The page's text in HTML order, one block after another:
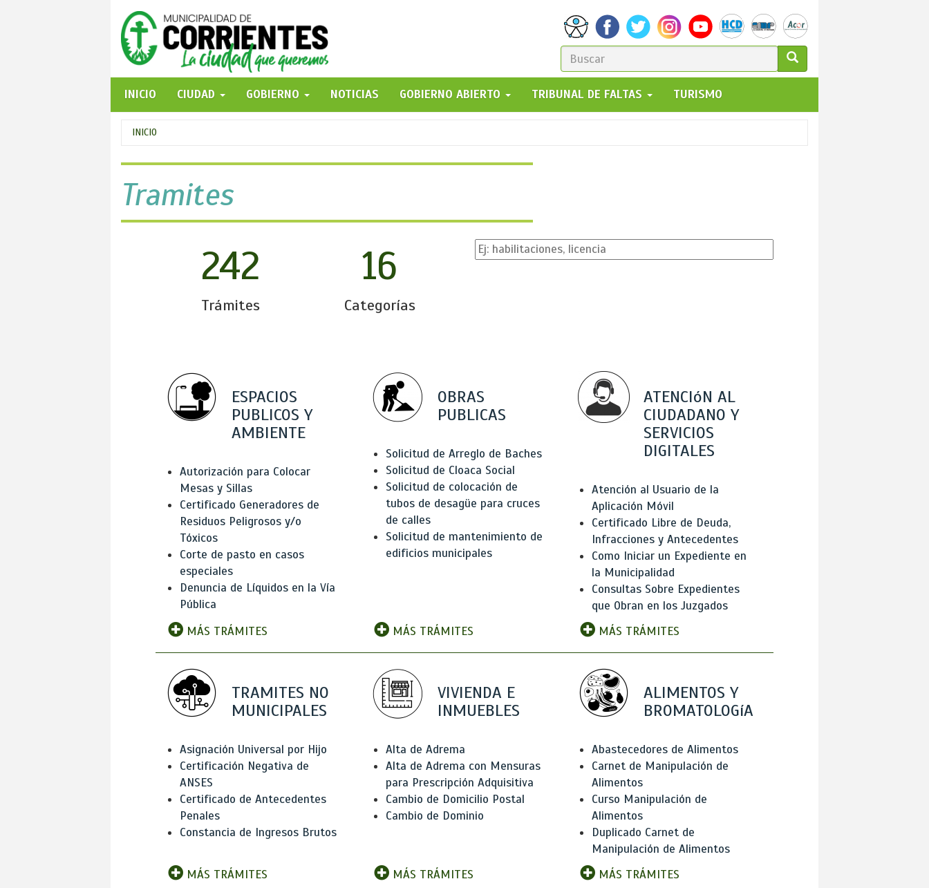
FORMULARIO
DE
BÚSQUEDA
GO!
INICIO
CIUDAD GOBIERNO NOTICIAS GOBIERNO ABIERTO TRIBUNAL DE FALTAS TURISMO
Se
encuentra
usted
aquí
INICIO
Tramites
242
Trámites
16
Categorías
ESPACIOS
PUBLICOS Y
AMBIENTE
Autorización para Colocar
Mesas y Sillas
Certificado Generadores de
Residuos Peligrosos y/o
Tóxicos
Corte de pasto en casos
especiales
Denuncia de Líquidos en la Vía
Pública
MÁS TRÁMITES
OBRAS
PUBLICAS
Solicitud de Arreglo de Baches
Solicitud de Cloaca Social
Solicitud de colocación de
tubos de desagüe para cruces
de calles
Solicitud de mantenimiento de
edificios municipales
MÁS TRÁMITES
ATENCIóN AL
CIUDADANO Y
SERVICIOS
DIGITALES
Atención al Usuario de la
Aplicación Móvil
Certificado Libre de Deuda,
Infracciones y Antecedentes
Como Iniciar un Expediente en
la Municipalidad
Consultas Sobre Expedientes
que Obran en los Juzgados
MÁS TRÁMITES
TRAMITES NO
MUNICIPALES
Asignación Universal por Hijo
Certificación Negativa de
ANSES
Certificado de Antecedentes
Penales
Constancia de Ingresos Brutos
MÁS TRÁMITES
VIVIENDA E
INMUEBLES
Alta de Adrema
Alta de Adrema con Mensuras
para Prescripción Adquisitiva
Cambio de Domicilio Postal
Cambio de Dominio
MÁS TRÁMITES
ALIMENTOS Y
BROMATOLOGíA
Abastecedores de Alimentos
Carnet de Manipulación de
Alimentos
Curso Manipulación de
Alimentos
Duplicado Carnet de
Manipulación de Alimentos
MÁS TRÁMITES